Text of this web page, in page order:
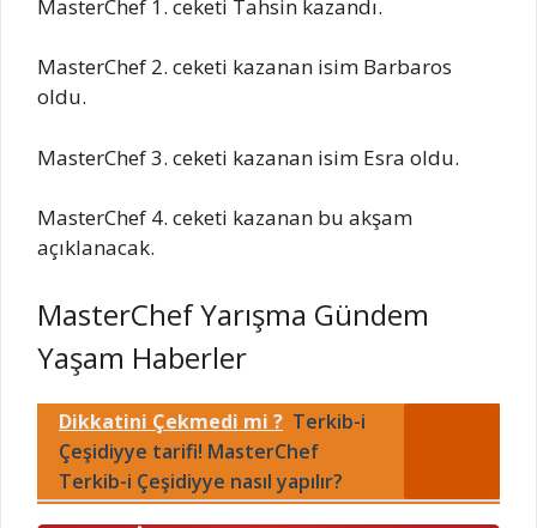
MasterChef 1. ceketi Tahsin kazandı.
MasterChef 2. ceketi kazanan isim Barbaros
oldu.
MasterChef 3. ceketi kazanan isim Esra oldu.
MasterChef 4. ceketi kazanan bu akşam
açıklanacak.
MasterChef Yarışma Gündem
Yaşam Haberler
Dikkatini Çekmedi mi ? Terkib-i
Çeşidiyye tarifi! MasterChef
Terkib-i Çeşidiyye nasıl yapılır?